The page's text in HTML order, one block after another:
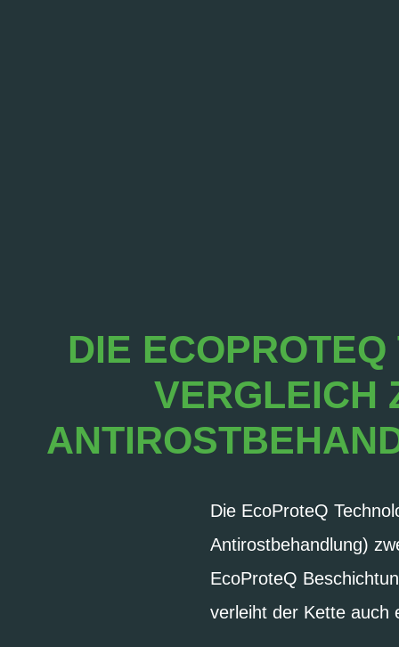
DIE
VERGLEICH
Die EcoProteQ
Antirostbehandlung)
EcoProteQ
verleiht der Kette auch